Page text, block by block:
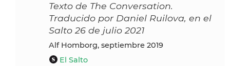
Texto de The Conversation.
Traducido por Daniel Ruilova, en el
Salto 26 de julio 2021
Alf Homborg, septiembre 2019
El Salto